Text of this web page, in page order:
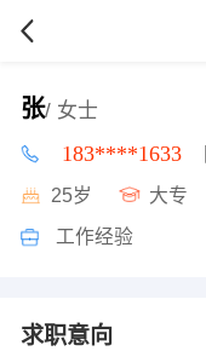
张/ 女士
183****1633
25岁 大专
工作经验
求职意向